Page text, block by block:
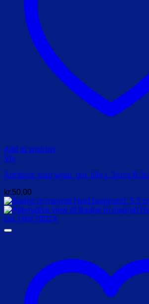
Add to wishlist
Vis
Armbind, slap wrap, gul, lille L:34cm
kr.50,00